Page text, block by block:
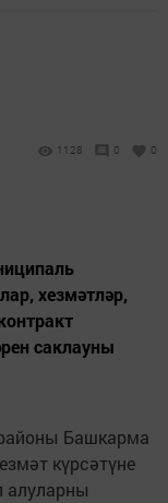
1128 0 0
хезмәтләр,
саклауны
Башкарма
күрсәтүне
алуларны